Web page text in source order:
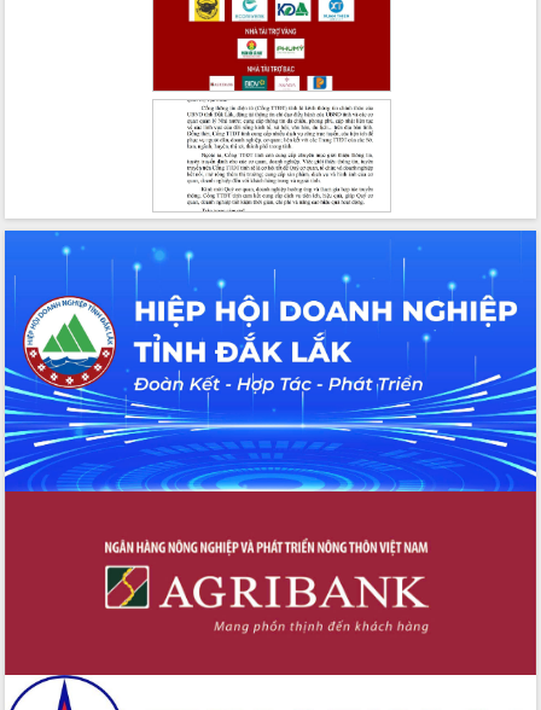
Hồ Thị Nguyên Thảo làm việc tại Trung
Xây dựng nền hành chính số đồng
hành cùng nông dân dân, doanh nghiệp
Giai đoạn 2026-2030, Đắk Lắk phấn
đấu có 77% xã đạt chuẩn nông thôn
Chuyển đổi số 'mở đường' cho nông
nghiệp Đắk Lắk tăng trưởng bứt phá
Triển khai đồng bộ đo đạc, lập hồ sơ
địa chính, hoàn thiện cơ sở dữ liệu đất
đai
Ứng dụng sinh trắc học - Bước tiến
trong hành trình chuyển đổi số tại Đắk
Lắk
Đắk Lắk nâng cao hiệu quả công tác
Đảng từ Sổ tay đảng viên điện tử
Đắk Lắk đẩy mạnh nuôi biển công
Tập huấn nâng cao năng lực triển khai
chuyển đổi số cho cán bộ, công chức
Quyền của người tiêu dùng Việt Nam
2026